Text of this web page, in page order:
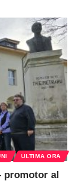
ULTIMA ORA
promotor al